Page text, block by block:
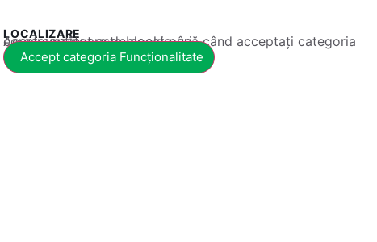
LOCALIZARE
Acest conținut este blocat până când acceptați categoria corespunzătoare de cookie-uri.
Accept categoria Funcționalitate